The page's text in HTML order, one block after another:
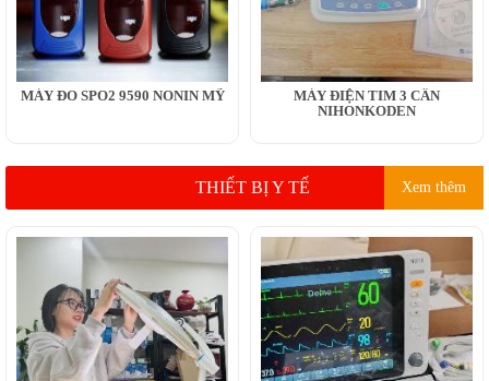
MÁY ĐO SPO2 9590 NONIN MỸ
MÁY ĐIỆN TIM 3 CẦN
NIHONKODEN
THIẾT BỊ Y TẾ Xem thêm